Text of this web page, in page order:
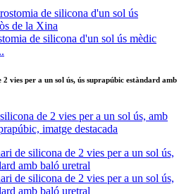
de silicona d'un sol ús mèdic
vies per a un sol ús, ús suprapúbic estàndard amb